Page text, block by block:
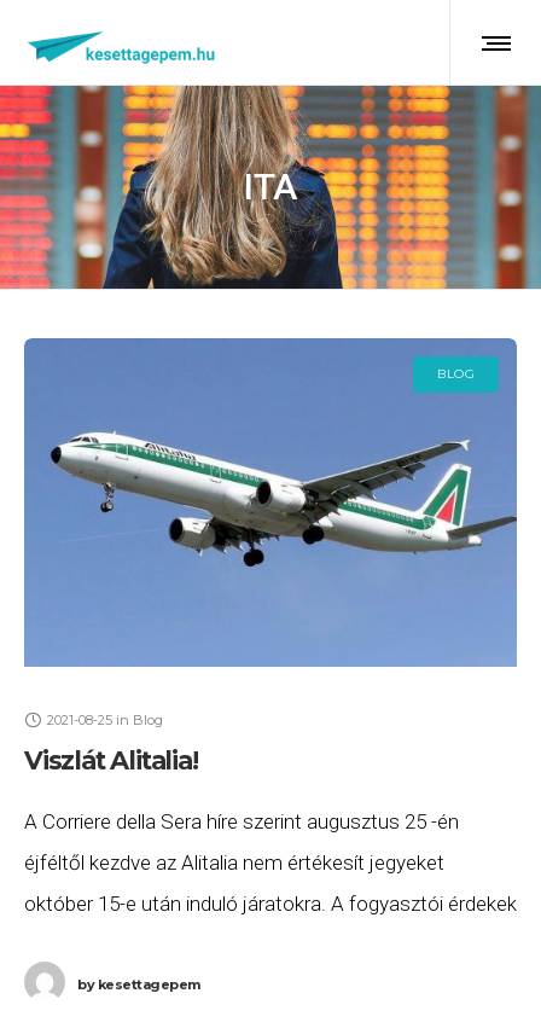
ITA
BLOG
2021-08-25 in Blog
Viszlát Alitalia!
A Corriere della Sera híre szerint augusztus 25 -én
éjféltől kezdve az Alitalia nem értékesít jegyeket
október 15-e után induló járatokra. A fogyasztói érdekek
bykesettagepem